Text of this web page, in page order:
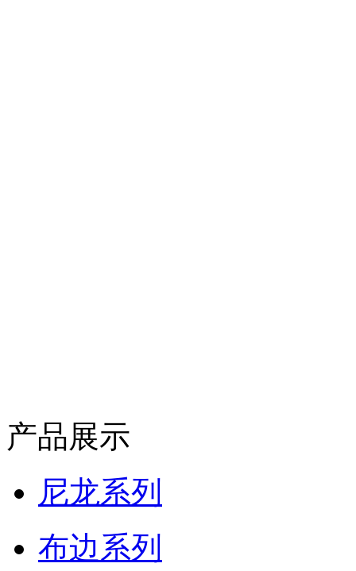
产品展示
尼龙系列
布边系列